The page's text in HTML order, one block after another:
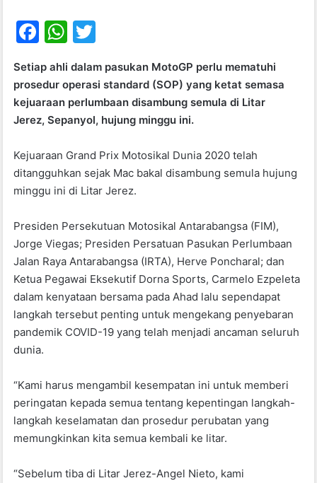
F
c
e
b
o
k
W
at
s
A
p
p
itt
er
Setiap ahli dalam pasukan MotoGP perlu mematuhi
prosedur operasi standard (SOP) yang ketat semasa
kejuaraan perlumbaan disambung semula di Litar
Jerez, Sepanyol, hujung minggu ini.
Kejuaraan Grand Prix Motosikal Dunia 2020 telah
ditangguhkan sejak Mac bakal disambung semula hujung
minggu ini di Litar Jerez.
Presiden Persekutuan Motosikal Antarabangsa (FIM),
Jorge Viegas; Presiden Persatuan Pasukan Perlumbaan
Jalan Raya Antarabangsa (IRTA), Herve Poncharal; dan
Ketua Pegawai Eksekutif Dorna Sports, Carmelo Ezpeleta
dalam kenyataan bersama pada Ahad lalu sependapat
langkah tersebut penting untuk mengekang penyebaran
pandemik COVID-19 yang telah menjadi ancaman seluruh
dunia.
“Kami harus mengambil kesempatan ini untuk memberi
peringatan kepada semua tentang kepentingan langkah-
langkah keselamatan dan prosedur perubatan yang
memungkinkan kita semua kembali ke litar.
“Sebelum tiba di Litar Jerez-Angel Nieto, kami